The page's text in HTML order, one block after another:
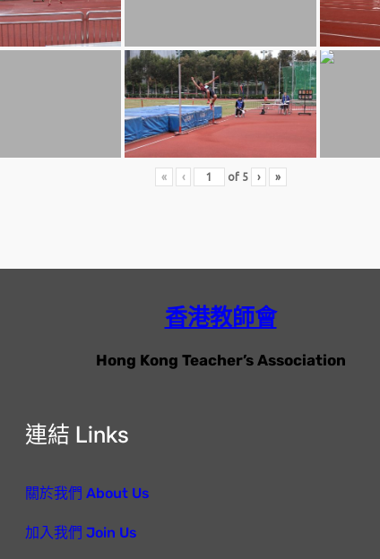
« ‹ of 5 › »
香港教師會
Hong Kong Teacher’s Association
連結 Links
關於我們 About Us
加入我們 Join Us